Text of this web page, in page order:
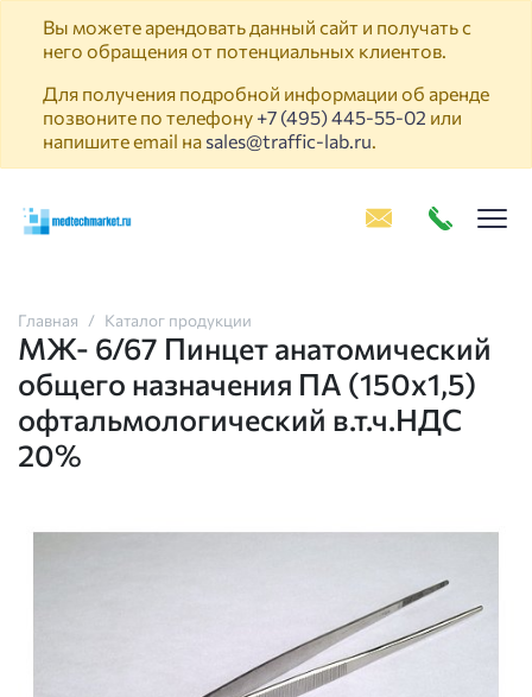
Вы можете арендовать данный сайт и получать с
него обращения от потенциальных клиентов.
Для получения подробной информации об аренде
позвоните по телефону +7 (495) 445-55-02 или
напишите email на sales@traffic-lab.ru.
Главная Каталог продукции
МЖ- 6/67 Пинцет анатомический
общего назначения ПА (150х1,5)
офтальмологический в.т.ч.НДС
20%